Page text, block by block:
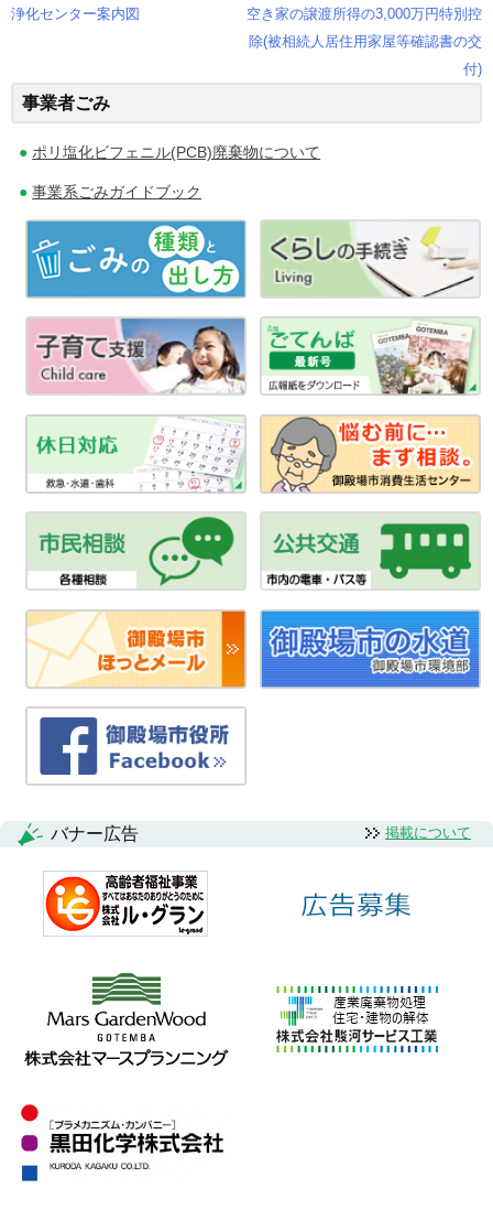
稿
ナ
ビ
浄化センター案内図
空き家の譲渡所得の3,000万円特別控
除(被相続人居住用家屋等確認書の交
付)
事業者ごみ
ポリ塩化ビフェニル(PCB)廃棄物について
事業系ごみガイドブック
バナー広告 掲載について